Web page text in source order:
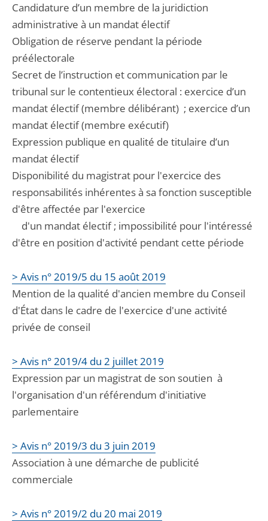
Candidature d’un membre de la juridiction
administrative à un mandat électif
Obligation de réserve pendant la période
préélectorale
Secret de l’instruction et communication par le
tribunal sur le contentieux électoral : exercice d’un
mandat électif (membre délibérant) ; exercice d’un
mandat électif (membre exécutif)
Expression publique en qualité de titulaire d’un
mandat électif
Disponibilité du magistrat pour l'exercice des
responsabilités inhérentes à sa fonction susceptible
d'être affectée par l'exercice
d'un mandat électif ; impossibilité pour l'intéressé
d'être en position d'activité pendant cette période
> Avis n° 2019/5 du 15 août 2019
Mention de la qualité d'ancien membre du Conseil
d'État dans le cadre de l'exercice d'une activité
privée de conseil
> Avis n° 2019/4 du 2 juillet 2019
Expression par un magistrat de son soutien à
l'organisation d'un référendum d'initiative
parlementaire
> Avis n° 2019/3 du 3 juin 2019
Association à une démarche de publicité
commerciale
> Avis n° 2019/2 du 20 mai 2019